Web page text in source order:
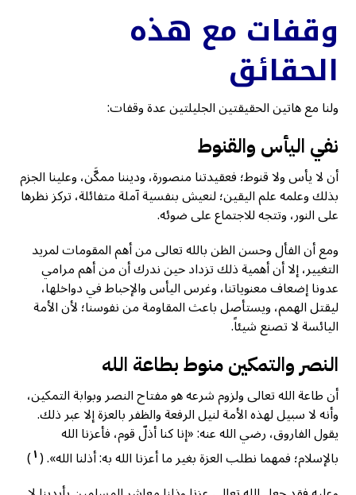
وقفات مع هذه
الحقائق
ولنا مع هاتين الحقيقتين الجليلتين عدة وقفات:
نفي اليأس والقنوط
أن لا يأس ولا قنوط؛ فعقيدتنا منصورة، وديننا ممكَّن، وعلينا الجزم
بذلك وعلمه علم اليقين؛ لنعيش بنفسية آملة متفائلة، تركز نظرها
على النور، وتتجه للاجتماع على ضوئه.
ومع أن الفأل وحسن الظن بالله تعالى من أهم المقومات لمريد
التغيير، إلا أن أهمية ذلك تزداد حين ندرك أن من أهم مرامي
عدونا إضعاف معنوياتنا، وغرس اليأس والإحباط في دواخلها،
ليقتل الهمم، ويستأصل باعث المقاومة من نفوسنا؛ لأن الأمة
اليائسة لا تصنع شيئاً.
النصر والتمكين منوط بطاعة الله
أن طاعة الله تعالى ولزوم شرعه هو مفتاح النصر وبوابة التمكين،
وأنه لا سبيل لهذه الأمة لنيل الرفعة والظفر بالعزة إلا عبر ذلك.
يقول الفاروق، رضي الله عنه: «إنا كنا أذلّ قوم، فأعزنا الله
بالإسلام؛ فمهما نطلب العزة بغير ما أعزنا الله به: أذلنا الله». (١)